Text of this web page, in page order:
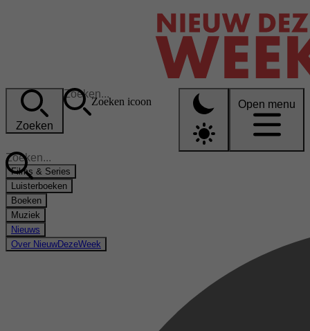
Zoeken
Zoeken icoon Open menu
Films & Series
Luisterboeken
Boeken
Muziek
Nieuws
Over NieuwDezeWeek